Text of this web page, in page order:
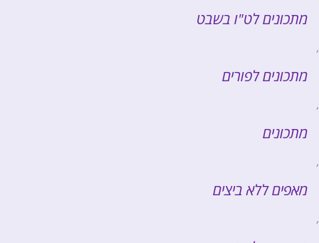
מתכונים לט"ו בשבט
,
מתכונים לפורים
,
מתכונים
,
מאפים ללא ביצים
,